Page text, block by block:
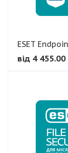
ESET
від 4